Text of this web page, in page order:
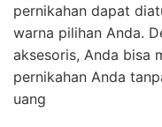
pernikahan dapat
warna pilihan Anda.
aksesoris, Anda bisa
pernikahan Anda
uang